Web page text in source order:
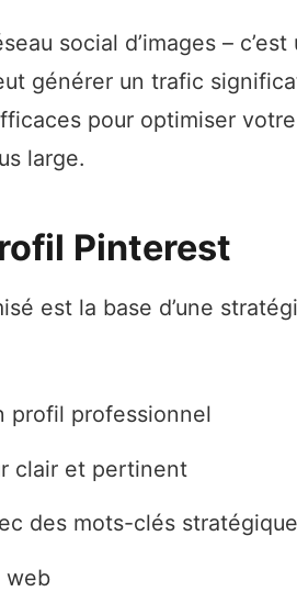
social d’images –
générer un trafic
pour optimiser
large.
Pinterest
est la base d’une
profil professionnel
clair et pertinent
des mots-clés
web